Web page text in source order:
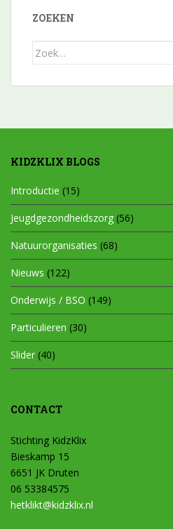
ZOEKEN
Zoek
KIDZKLIX BLOGS
Introductie (15)
Jeugdgezondheidszorg (56)
Natuurorganisaties (68)
Nieuws (122)
Onderwijs / BSO (149)
Particulieren (30)
Slider (40)
CONTACT
Stichting KidzKlix
Bieskamp 15
6651 JK Druten
06 53384575
hetklikt@kidzklix.nl